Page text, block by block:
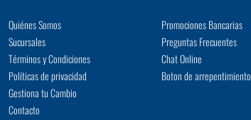
Quiénes Somos
Sucursales
Términos y Condiciones
Políticas de privacidad
Gestiona tu Cambio
Contacto
Promociones Bancarias
Preguntas Frecuentes
Chat Online
Boton de arrepentimiento